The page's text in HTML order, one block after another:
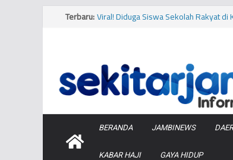
Skip Terbaru:Viral! Diduga Siswa Sekolah Rakyat di
Tragis, Dua Bocah Diserang Buaya di
Barat
Terbongkar! Kios Pinggir Jalan
Minyak Pertamina di Kota Jambi
Bukan Hanya Cabai, Jengkol Ternyata
BERANDA JAMBINEWS
KABAR HAJI GAYA HIDUP